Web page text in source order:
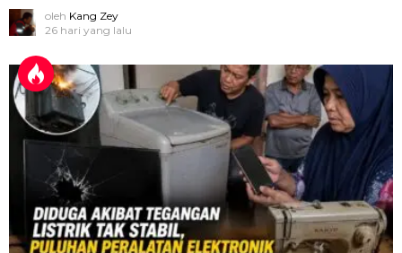
oleh Kang Zey
26 hari yang lalu